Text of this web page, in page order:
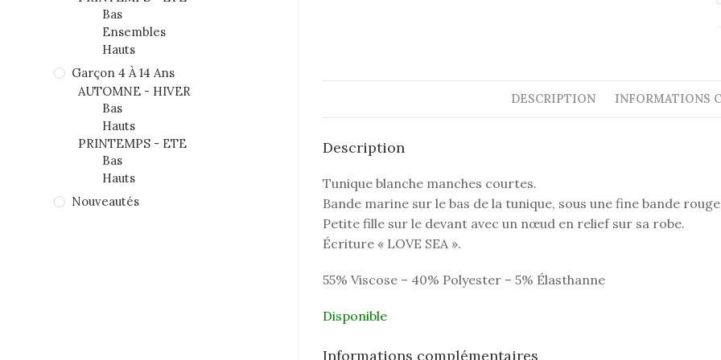
DESCRIPTION INFORMATIONS
Description
Tunique blanche manches courtes.
Bande marine sur le bas de la tunique, sous une fine bande
Petite fille sur le devant avec un nœud en relief sur sa robe.
Écriture « LOVE SEA ».
55% Viscose – 40% Polyester – 5% Élasthanne
Disponible
Informations complémentaires
Bas
Ensembles
Hauts
Garçon 4 À 14 Ans
AUTOMNE - HIVER
Bas
Hauts
PRINTEMPS - ETE
Bas
Hauts
Nouveautés